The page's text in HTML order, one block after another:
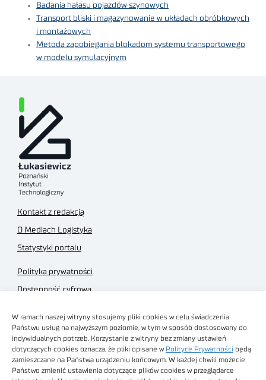
W ramach naszej witryny stosujemy pliki cookies w celu świadczenia
Państwu usług na najwyższym poziomie, w tym w sposób dostosowany do
indywidualnych potrzeb. Korzystanie z witryny bez zmiany ustawień
dotyczących cookies oznacza, że pliki opisane w Polityce Prywatności będą
zamieszczane na Państwa urządzeniu końcowym. W każdej chwili możecie
Państwo zmienić ustawienia dotyczące plików cookies w przeglądarce
Badania hałasu pojazdów szynowych
Transport bliski i magazynowanie w układach obróbkowych
i montażowych
Metoda zapobiegania blokadom systemu transportowego
w modelu symulacyjnym
Kontakt z redakcją
O Mediach Logistyka
Statystyki portalu
Polityka prywatności
Dostępność cyfrowa
Regulamin sklepu